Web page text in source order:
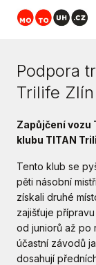
Podpora
Trilife Zlín
Zapůjčení vozu
klubu TITAN
Tento klub se
pěti násobní
získali druhé
zajišťuje
od juniorů až po
účastní závodů
dosahují